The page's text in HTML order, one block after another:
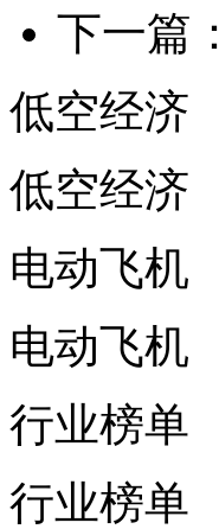
下一篇：
低空经济
低空经济
电动飞机
电动飞机
行业榜单
行业榜单